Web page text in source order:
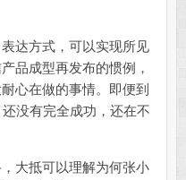
达方式，可以实现所见
品成型再发布的惯例，
心在做的事情。即便到
没有完全成功，还在不
大抵可以理解为何张小